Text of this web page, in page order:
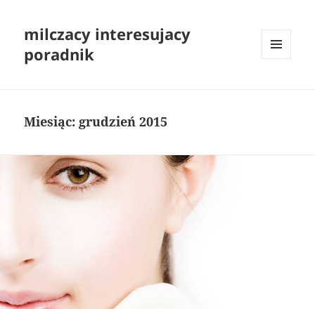
milczacy interesujacy
poradnik
Miesiąc: grudzień 2015